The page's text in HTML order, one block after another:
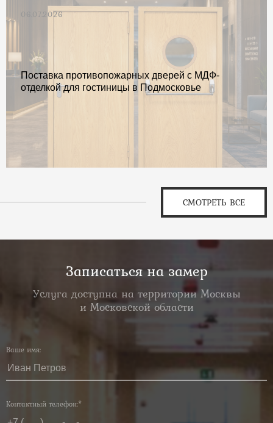
06.07.2026
Поставка противопожарных дверей с МДФ-
отделкой для гостиницы в Подмосковье
СМОТРЕТЬ ВСЕ
Записаться на замер
Услуга доступна на территории Москвы
и Московской области
Ваше имя:
Контактный телефон:*